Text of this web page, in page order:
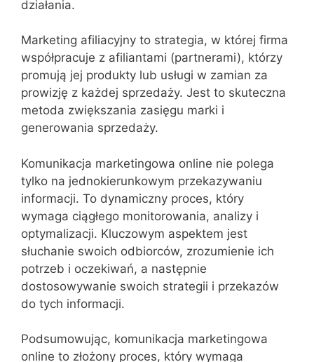
działania.
Marketing afiliacyjny to strategia, w której firma
współpracuje z afiliantami (partnerami), którzy
promują jej produkty lub usługi w zamian za
prowizję z każdej sprzedaży. Jest to skuteczna
metoda zwiększania zasięgu marki i
generowania sprzedaży.
Komunikacja marketingowa online nie polega
tylko na jednokierunkowym przekazywaniu
informacji. To dynamiczny proces, który
wymaga ciągłego monitorowania, analizy i
optymalizacji. Kluczowym aspektem jest
słuchanie swoich odbiorców, zrozumienie ich
potrzeb i oczekiwań, a następnie
dostosowywanie swoich strategii i przekazów
do tych informacji.
Podsumowując, komunikacja marketingowa
online to złożony proces, który wymaga